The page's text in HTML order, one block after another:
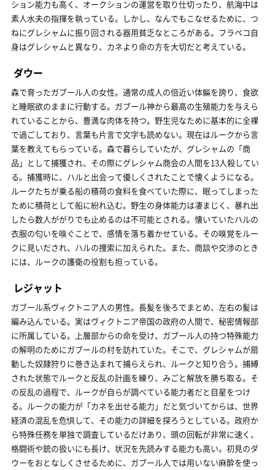
ション能力も高く、オークションの運営を取り仕切ったり、航海中は
素人水夫の指揮を執っている。しかし、なんでもこなせるために、つ
ねにグレシャムに振り回される器用貧乏なところがある。フラペコ自
身はグレシャムと異なり、カネより命の方を大切だと考えている。
ダウー
森で育ったガブール人の女性。通常の成人の倍近い体軀を誇り、食欲
と睡眠欲のままに行動する。ガブール神から最高の生殖能力を与えら
れていることから、豊満な肉体を持つ。野生児なために基本的に全裸
で過ごしており、言葉も片言で文字も読めない。現在はルークから言
葉を教えてもらっている。森で暮らしていたが、グレシャムの「商
品」として捕獲され、その際にグレシャム商会の人間を13人殺してい
る。捕獲時に、ハルと出会って優しくされたことで懐くようになる。
ルークたちが乗る船の積荷の食料を食べていた際に、眠ってしまった
ために積荷として船に紛れ込む。野生の身体能力は凄まじく、暴れ出
したら数人ががりでも止めるのは不可能とされる。懐いていたハルの
衣服の匂いを嗅ぐことで、感情を落ち着かせている。その嗅覚をルー
クに見いだされ、ハルの捜索に加えられた。また、商談や交渉のとき
には、ルークの護衛の役割も担っている。
レジャット
ガブール系ヴィクトニア人の男性。長髪を後ろでまとめ、左右の髪は
編み込んでいる。実はヴィクトニア帝国の政府の人間で、秘密情報部
に所属している。上層部からの命を受け、ガブール人の持つ特殊能力
の解明のためにガブールの村を訪れていた。そこで、グレシャムが扇
動した奴隷狩りに巻き込まれて捕らえられ、ルークと知り合う。捕縛
された状態でルークと反乱の計画を練り、みごと解放を勝ち取る。そ
の反乱の過程で、ルークが自らが調べている能力者だと目星をつけ
る。ルークの能力が「カネを出せる能力」だと気づいてからは、世界
経済の混乱を危惧して、その能力の詳細を探ろうとしている。政府か
ら特殊任務を単独で調査しているだけあり、頭の回転が非常に速く、
格闘術や銃の扱いにも長け、状況を先読みする能力も高い。初見のダ
ウーをおとなしくさせるために、ガブール人では用いない麻酔を使っ